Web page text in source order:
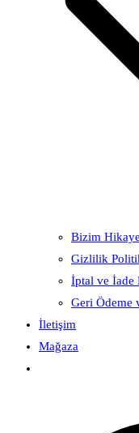
Bizim
Gizlilik
İptal ve İade
Geri Ödeme
İletişim
Mağaza